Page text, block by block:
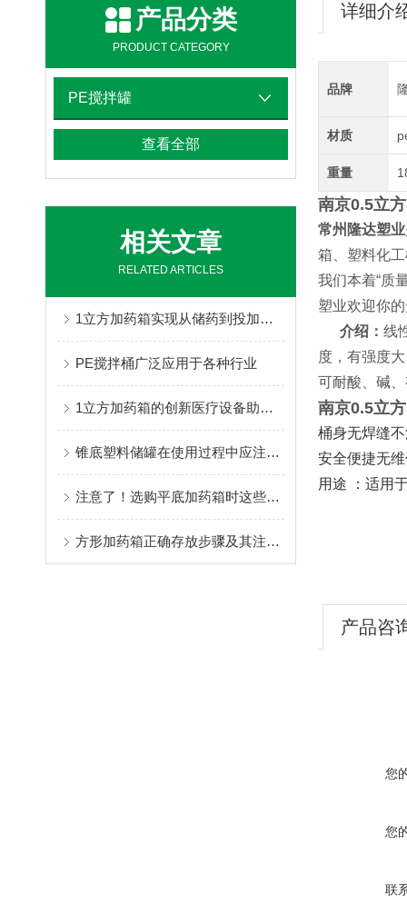
产品分类
PRODUCT CATEGORY
PE搅拌罐
查看全部
相关文章
RELATED ARTICLES
1立方加药箱实现从储药到投加的一体化作业
PE搅拌桶广泛应用于各种行业
1立方加药箱的创新医疗设备助力药物储存与管理
锥底塑料储罐在使用过程中应注意事项分享
注意了！选购平底加药箱时这些关键因素要多多考虑
方形加药箱正确存放步骤及其注意事项介绍
详细介
品牌
材质
重量
南京0.5立
常州隆达塑业
箱、塑料化
我们本着“质
塑业欢迎你
介绍： 线
度，有强度
可耐酸、碱
南京0.5立
桶身无焊缝
安全便捷无
用途 ：适用
产品咨
您
您
联